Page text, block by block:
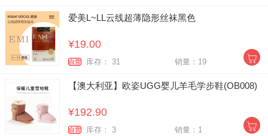
爱美L~LL云线超薄隐形丝袜黑色
¥19.00
自营 库存： 31 销量：19
【澳大利亚】欧姿UGG婴儿羊毛学步鞋(OB008)
¥192.90
自营 库存： 3 销量：1